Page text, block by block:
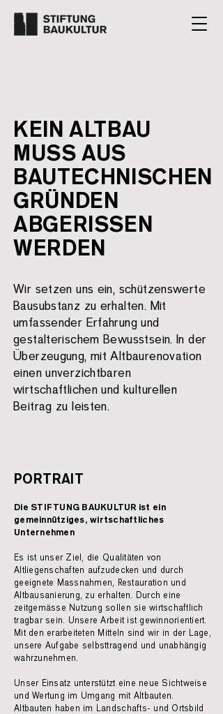
KEIN ALTBAU
MUSS AUS
BAUTECHNISCHEN
GRÜNDEN
ABGERISSEN
WERDEN
Wir setzen uns ein, schützenswerte
Bausubstanz zu erhalten. Mit
umfassender Erfahrung und
gestalterischem Bewusstsein. In der
Überzeugung, mit Altbaurenovation
einen unverzichtbaren
wirtschaftlichen und kulturellen
Beitrag zu leisten.
PORTRAIT
Die STIFTUNG BAUKULTUR ist ein
gemeinnütziges, wirtschaftliches
Unternehmen
Es ist unser Ziel, die Qualitäten von
Altliegenschaften aufzudecken und durch
geeignete Massnahmen, Restauration und
Altbausanierung, zu erhalten. Durch eine
zeitgemässe Nutzung sollen sie wirtschaftlich
tragbar sein. Unsere Arbeit ist gewinnorientiert.
Mit den erarbeiteten Mitteln sind wir in der Lage,
unsere Aufgabe selbsttragend und unabhängig
wahrzunehmen.
Unser Einsatz unterstützt eine neue Sichtweise
und Wertung im Umgang mit Altbauten.
Altbauten haben im Landschafts- und Ortsbild